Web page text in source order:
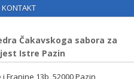
KONTAKT
Čakavskoga sabora za
Istre Pazin
i Franine 13b, 52000 Pazin